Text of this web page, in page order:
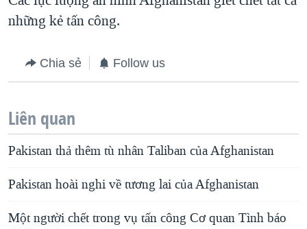
những kẻ tấn công.
Chia sẻ Follow us
Liên quan
Pakistan thả thêm tù nhân Taliban của Afghanistan
Pakistan hoài nghi về tương lai của Afghanistan
Một người chết trong vụ tấn công Cơ quan Tình báo